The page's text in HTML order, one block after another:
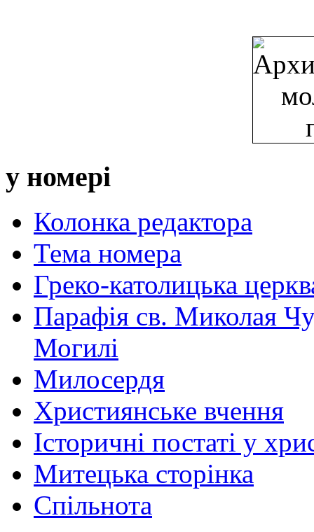
у номері
Колонка редактора
Тема номера
Греко-католицька
Парафія св. Миколая
Могилі
Милосердя
Християнське вчення
Історичні постаті у
Митецька сторінка
Спільнота